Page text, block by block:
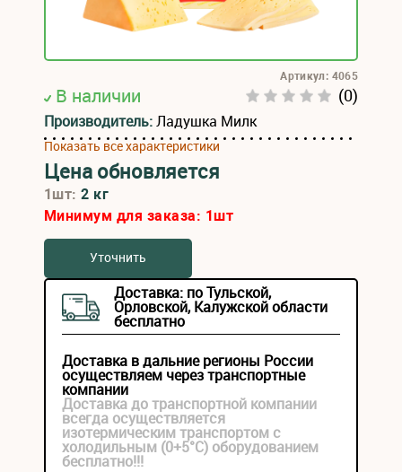
В наличии (0)
Артикул: 4065
Производитель:Ладушка Милк
Показать все характеристики
Цена обновляется
1шт:2 кг
Минимум для заказа: 1шт
Уточнить
Доставка: по Тульской,
Орловской, Калужской области
бесплатно
Доставка в дальние регионы России
осуществляем через транспортные
компании
Доставка до транспортной компании
всегда осуществляется
изотермическим транспортом с
холодильным (0+5°С) оборудованием
бесплатно!!!